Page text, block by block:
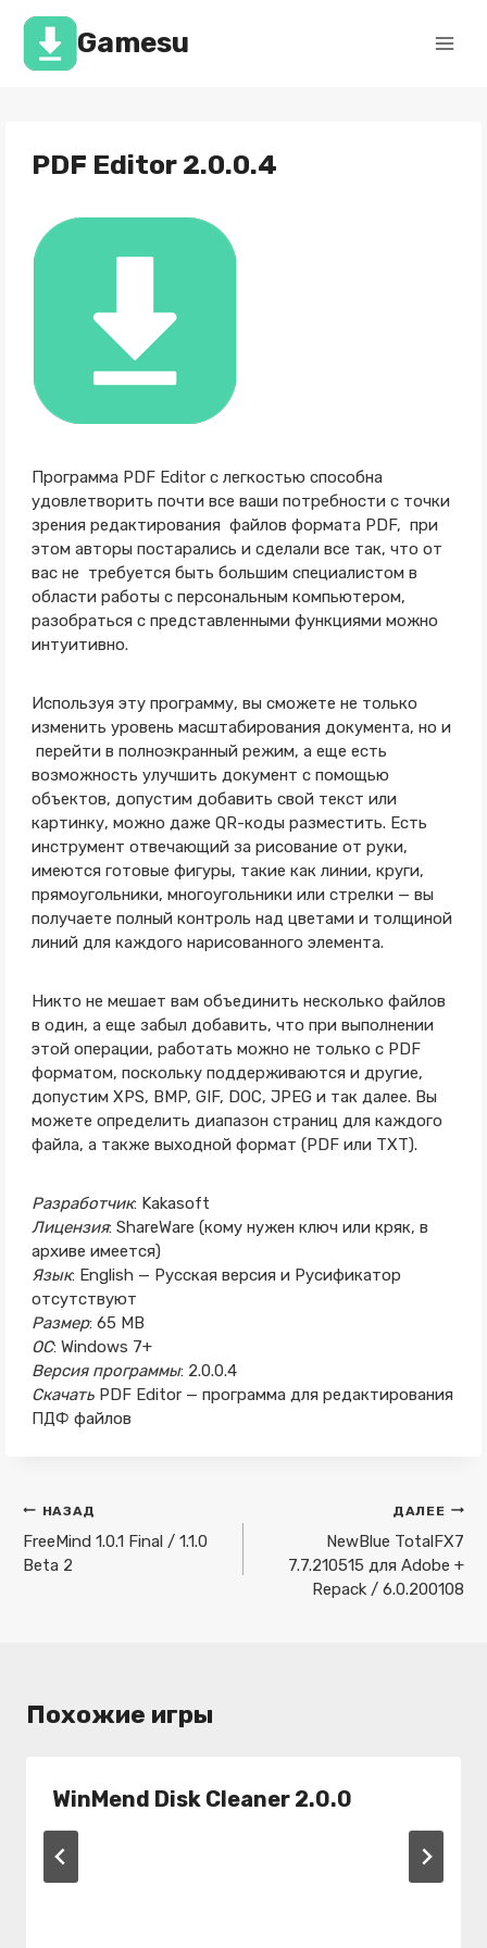
Перейти
содержимомуGamesu
PDF Editor 2.0.0.4
Программа PDF Editor с легкостью способна
удовлетворить почти все ваши потребности с точки
зрения редактирования файлов формата PDF, при
этом авторы постарались и сделали все так, что от
вас не требуется быть большим специалистом в
области работы с персональным компьютером,
разобраться с представленными функциями можно
интуитивно.
Используя эту программу, вы сможете не только
изменить уровень масштабирования документа, но и
перейти в полноэкранный режим, а еще есть
возможность улучшить документ с помощью
объектов, допустим добавить свой текст или
картинку, можно даже QR-коды разместить. Есть
инструмент отвечающий за рисование от руки,
имеются готовые фигуры, такие как линии, круги,
прямоугольники, многоугольники или стрелки — вы
получаете полный контроль над цветами и толщиной
линий для каждого нарисованного элемента.
Никто не мешает вам объединить несколько файлов
в один, а еще забыл добавить, что при выполнении
этой операции, работать можно не только с PDF
форматом, поскольку поддерживаются и другие,
допустим XPS, BMP, GIF, DOC, JPEG и так далее. Вы
можете определить диапазон страниц для каждого
файла, а также выходной формат (PDF или TXT).
Разработчик: Kakasoft
Лицензия: ShareWare (кому нужен ключ или кряк, в
архиве имеется)
Язык: English — Русская версия и Русификатор
отсутствуют
Размер: 65 MB
ОС: Windows 7+
Версия программы: 2.0.0.4
Скачать PDF Editor — программа для редактирования
ПДФ файлов
Навигация
по
записям
НАЗАД
FreeMind 1.0.1 Final / 1.1.0
Beta 2
ДАЛЕЕ
NewBlue TotalFX7
7.7.210515 для Adobe +
Repack / 6.0.200108
Похожие игры
WinMend Disk Cleaner 2.0.0